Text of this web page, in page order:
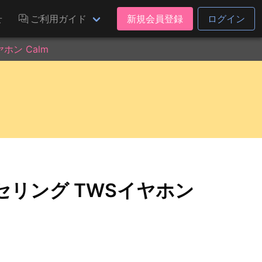
ご利用ガイド 新規会員登録 ログイン
ホン Calm
リング TWSイヤホン